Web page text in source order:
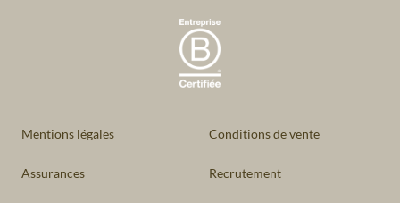
Mentions légales Conditions de vente
Assurances Recrutement